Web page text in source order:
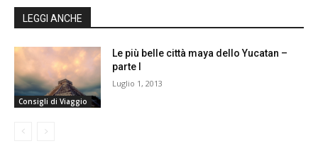
LEGGI ANCHE
Consigli di Viaggio
Le più belle città maya dello Yucatan –
parte I
Luglio 1, 2013